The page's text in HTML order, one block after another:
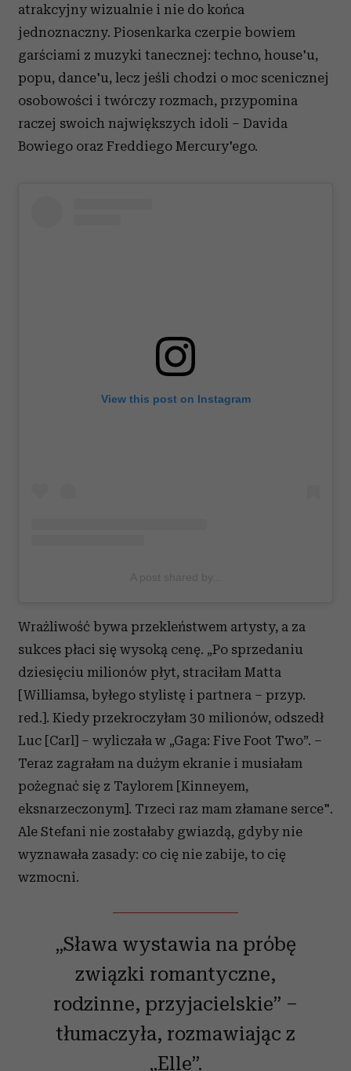
atrakcyjny wizualnie i nie do końca
jednoznaczny. Piosenkarka czerpie bowiem
garściami z muzyki tanecznej: techno, house'u,
popu, dance'u, lecz jeśli chodzi o moc scenicznej
osobowości i twórczy rozmach, przypomina
raczej swoich największych idoli – Davida
Bowiego oraz Freddiego Mercury'ego.
View this post on Instagram
Wrażliwość bywa przekleństwem artysty, a za
sukces płaci się wysoką cenę. „Po sprzedaniu
dziesięciu milionów płyt, straciłam Matta
[Williamsa, byłego stylistę i partnera – przyp.
red.]. Kiedy przekroczyłam 30 milionów, odszedł
Luc [Carl] – wyliczała w „Gaga: Five Foot Two”. –
Teraz zagrałam na dużym ekranie i musiałam
pożegnać się z Taylorem [Kinneyem,
eksnarzeczonym]. Trzeci raz mam złamane serce".
Ale Stefani nie zostałaby gwiazdą, gdyby nie
wyznawała zasady: co cię nie zabije, to cię
wzmocni.
„Sława wystawia na próbę
związki romantyczne,
rodzinne, przyjacielskie” –
tłumaczyła, rozmawiając z
„Elle”.